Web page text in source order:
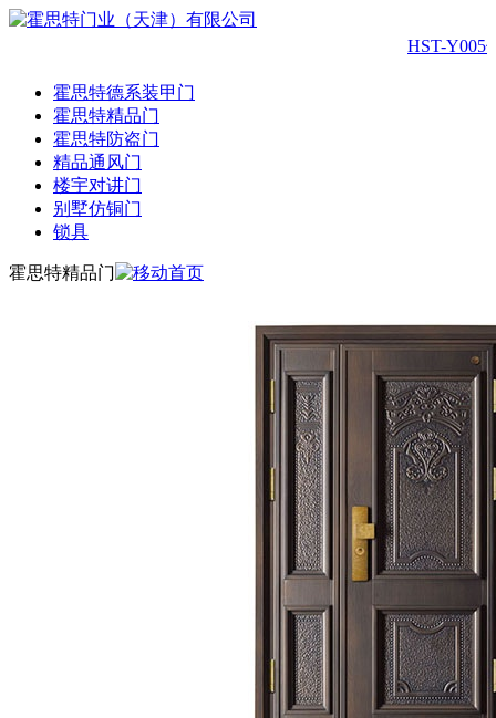
HST-Y005
霍思特德系装甲门
霍思特精品门
霍思特防盗门
精品通风门
楼宇对讲门
别墅仿铜门
锁具
霍思特精品门